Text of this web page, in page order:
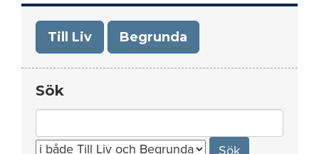
Till Liv Begrunda
Sök
for: